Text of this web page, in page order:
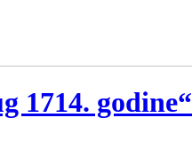
1714. godine“